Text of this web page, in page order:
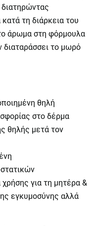
τη διάρκεια του
άρωμα στη φόρμουλα
το μωρό
θηλή
στο δέρμα
θηλής μετά τον
για τη μητέρα &
εγκυμοσύνης αλλά